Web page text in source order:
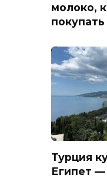
молоко,
покупать
Турция
Египет